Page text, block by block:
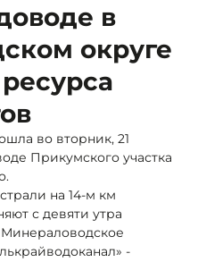
в
округе
во вторник, 21
Прикумского участка
на 14-м км
с девяти утра
-